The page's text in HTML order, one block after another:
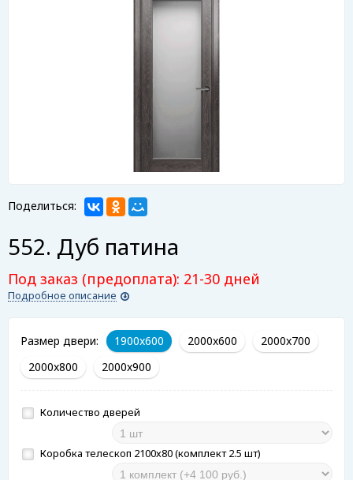
Поделиться:
552. Дуб патина
Под заказ (предоплата): 21-30 дней
Подробное описание
Размер двери: 1900x600 2000x600
2000x700
2000x800
2000x900
Количество дверей
Коробка телескоп 2100х80 (комплект 2.5 шт)